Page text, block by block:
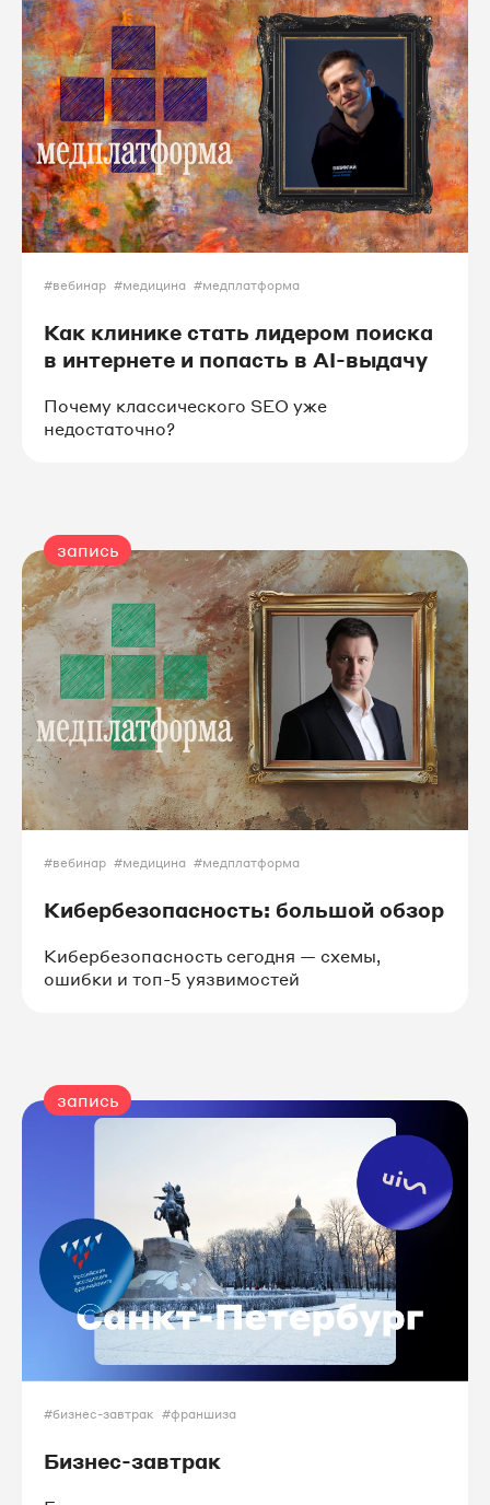
#вебинар #медицина #медплатформа
Как клинике стать лидером поиска
в интернете и попасть в AI-выдачу
Почему классического SEO уже
недостаточно?
запись
#вебинар #медицина #медплатформа
Кибербезопасность: большой обзор
Кибербезопасность сегодня — схемы,
ошибки и топ-5 уязвимостей
запись
#бизнес-завтрак #франшиза
Бизнес-завтрак